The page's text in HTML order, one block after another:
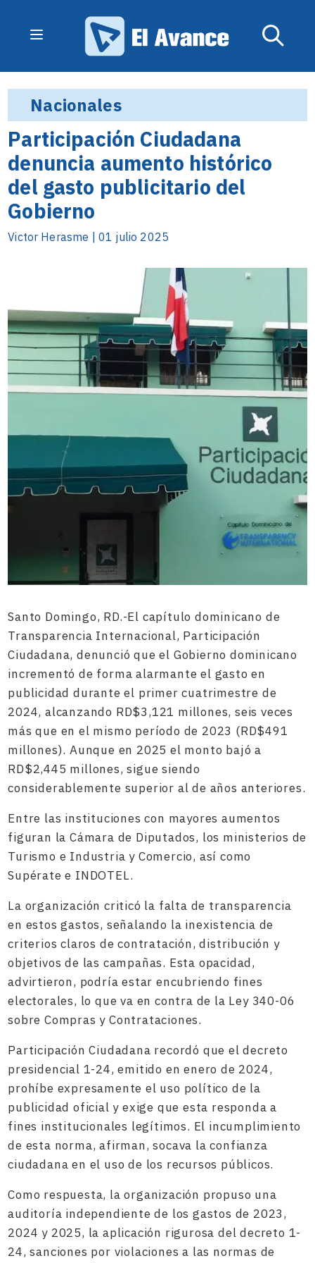
Nacionales
Participación Ciudadana
denuncia aumento histórico
del gasto publicitario del
Gobierno
Victor Herasme | 01 julio 2025
Santo Domingo, RD.-El capítulo dominicano de
Transparencia Internacional, Participación
Ciudadana, denunció que el Gobierno dominicano
incrementó de forma alarmante el gasto en
publicidad durante el primer cuatrimestre de
2024, alcanzando RD$3,121 millones, seis veces
más que en el mismo período de 2023 (RD$491
millones). Aunque en 2025 el monto bajó a
RD$2,445 millones, sigue siendo
considerablemente superior al de años anteriores.
Entre las instituciones con mayores aumentos
figuran la Cámara de Diputados, los ministerios de
Turismo e Industria y Comercio, así como
Supérate e INDOTEL.
La organización criticó la falta de transparencia
en estos gastos, señalando la inexistencia de
criterios claros de contratación, distribución y
objetivos de las campañas. Esta opacidad,
advirtieron, podría estar encubriendo fines
electorales, lo que va en contra de la Ley 340-06
sobre Compras y Contrataciones.
Participación Ciudadana recordó que el decreto
presidencial 1-24, emitido en enero de 2024,
prohíbe expresamente el uso político de la
publicidad oficial y exige que esta responda a
fines institucionales legítimos. El incumplimiento
de esta norma, afirman, socava la confianza
ciudadana en el uso de los recursos públicos.
Como respuesta, la organización propuso una
auditoría independiente de los gastos de 2023,
2024 y 2025, la aplicación rigurosa del decreto 1-
24, sanciones por violaciones a las normas de